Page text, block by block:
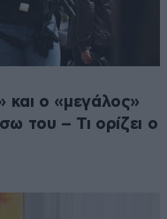
και ο «μεγάλος»
του – Τι ορίζει ο